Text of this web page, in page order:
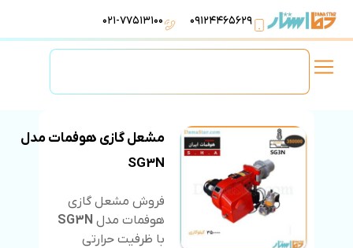
۰۹۱۲۴۴۶۵۶۲۹ ۰۲۱-۷۷۵۱۳۱۰۰
مشعل گازی هوفمات مدل
SG3N
فروش مشعل گازی
هوفمات مدلSG3N
با ظرفیت حرارتی